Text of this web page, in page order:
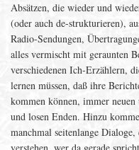
Absätzen, die wieder und
(oder auch de-strukturieren),
Radio-Sendungen,
alles vermischt mit geraunten
verschiedenen Ich-Erzählern,
lernen müssen, daß ihre
kommen können, immer
und losen Enden. Hinzu
manchmal seitenlange